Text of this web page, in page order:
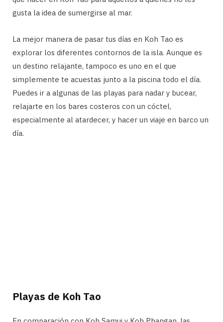
gusta la idea de sumergirse al mar.
La mejor manera de pasar tus días en Koh Tao es
explorar los diferentes contornos de la isla. Aunque es
un destino relajante, tampoco es uno en el que
simplemente te acuestas junto a la piscina todo el día.
Puedes ir a algunas de las playas para nadar y bucear,
relajarte en los bares costeros con un cóctel,
especialmente al atardecer, y hacer un viaje en barco un
día.
Playas de Koh Tao